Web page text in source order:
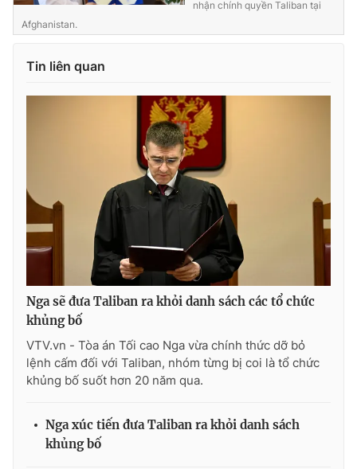
nhận chính quyền Taliban tại
Afghanistan.
Tin liên quan
Nga sẽ đưa Taliban ra khỏi danh sách các tổ chức
khủng bố
VTV.vn - Tòa án Tối cao Nga vừa chính thức dỡ bỏ
lệnh cấm đối với Taliban, nhóm từng bị coi là tổ chức
khủng bố suốt hơn 20 năm qua.
Nga xúc tiến đưa Taliban ra khỏi danh sách
khủng bố